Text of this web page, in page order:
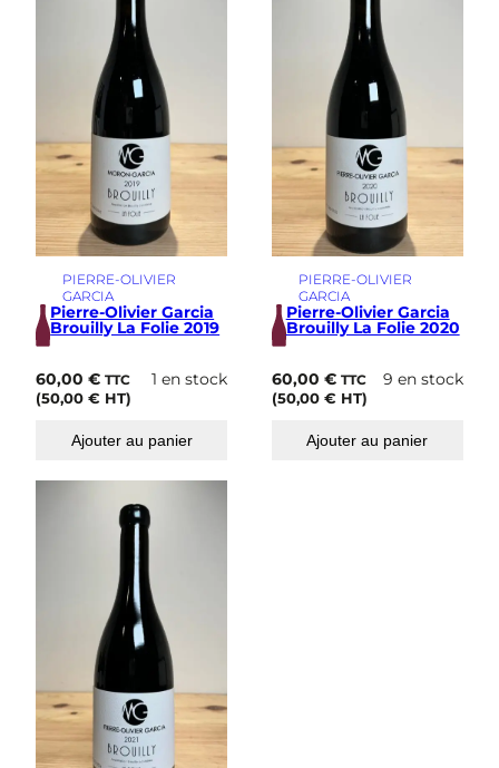
PIERRE-OLIVIER
GARCIA
Pierre-Olivier Garcia
Brouilly La Folie 2019
60,00€ TTC
(50,00€ HT)
1 en stock
Ajouter au panier
PIERRE-OLIVIER
GARCIA
Pierre-Olivier Garcia
Brouilly La Folie 2020
60,00 € TTC
(50,00 €HT)
9 en stock
Ajouter au panier